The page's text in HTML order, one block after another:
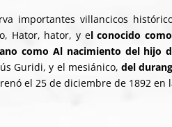
importantes villancicos
Hator, hator, y elconocido
como Al nacimiento del hijo
Guridi, y el mesiánico, del
el 25 de diciembre de 1892